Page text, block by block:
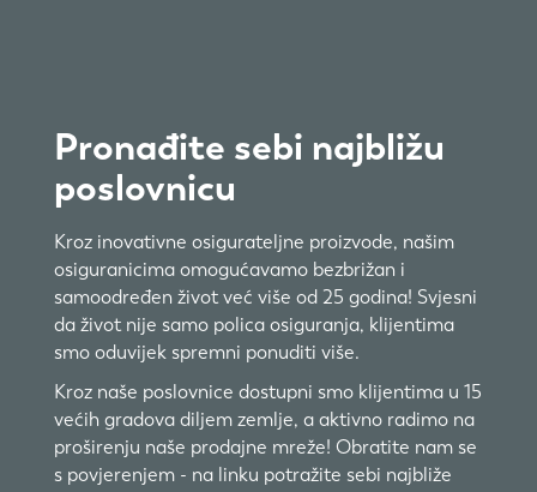
Pronađite sebi najbližu
poslovnicu
Kroz inovativne osigurateljne proizvode, našim
osiguranicima omogućavamo bezbrižan i
samoodređen život već više od 25 godina! Svjesni
da život nije samo polica osiguranja, klijentima
smo oduvijek spremni ponuditi više.
Kroz naše poslovnice dostupni smo klijentima u 15
većih gradova diljem zemlje, a aktivno radimo na
proširenju naše prodajne mreže! Obratite nam se
s povjerenjem - na linku potražite sebi najbliže